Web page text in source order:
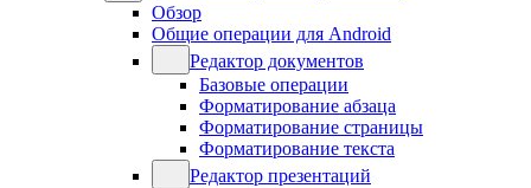
Обзор
Общие операции для Android
Редактор документов
Базовые операции
Форматирование абзаца
Форматирование страницы
Форматирование текста
Редактор презентаций